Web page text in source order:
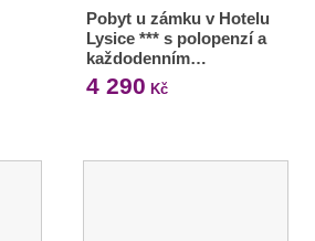
Pobyt u zámku v Hotelu
Lysice *** s polopenzí a
každodenním…
4 290 Kč